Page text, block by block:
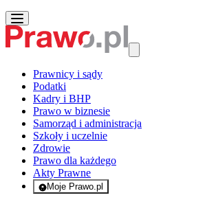
Prawnicy i sądy
Podatki
Kadry i BHP
Prawo w biznesie
Samorząd i administracja
Szkoły i uczelnie
Zdrowie
Prawo dla każdego
Akty Prawne
Moje Prawo.pl
- rejestracja i logowanie do serwisu